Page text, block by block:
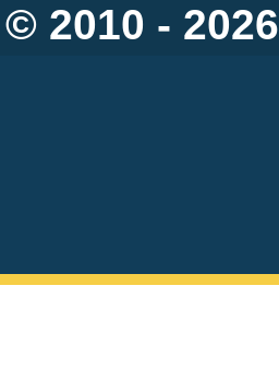
© 2010 - 2026